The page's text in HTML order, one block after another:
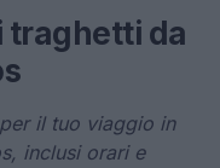
traghetti da
il tuo viaggio in
inclusi orari e